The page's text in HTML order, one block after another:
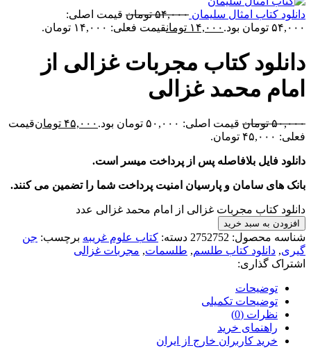
دانلود کتاب امثال سلیمان ۵۴,۰۰۰ تومان قیمت اصلی:
۵۴,۰۰۰ تومان بود.
۱۴,۰۰۰ تومانقیمت فعلی: ۱۴,۰۰۰ تومان.
دانلود کتاب مجربات غزالی از
امام محمد غزالی
۵۰,۰۰۰ تومان قیمت اصلی: ۵۰,۰۰۰ تومان بود. ۴۵,۰۰۰ تومانقیمت
فعلی: ۴۵,۰۰۰ تومان.
دانلود فایل بلافاصله پس از پرداخت میسر است.
بانک های سامان و پارسیان امنیت پرداخت شما را تضمین می کنند.
دانلود کتاب مجربات غزالی از امام محمد غزالی عدد
افزودن به سبد خرید
شناسه محصول: 2752752 دسته: کتاب علوم غریبه برچسب: جن
گیری, دانلود کتاب طلسم, طلسمات, مجربات غزالی
اشتراک گذاری:
توضیحات
توضیحات تکمیلی
نظرات (0)
راهنمای خرید
خرید کاربران خارج از ایران